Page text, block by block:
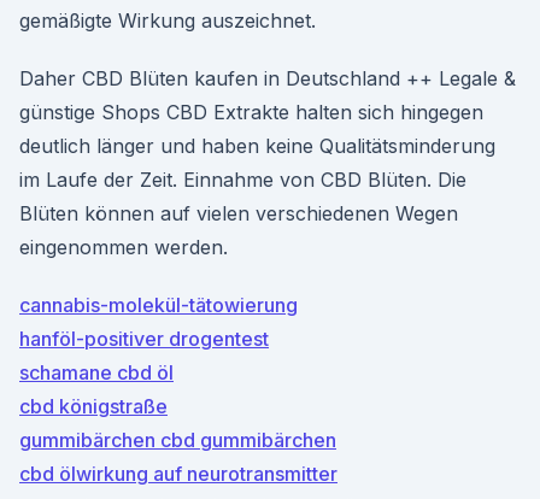
gemäßigte Wirkung auszeichnet.
Daher CBD Blüten kaufen in Deutschland ++ Legale &
günstige Shops CBD Extrakte halten sich hingegen
deutlich länger und haben keine Qualitätsminderung
im Laufe der Zeit. Einnahme von CBD Blüten. Die
Blüten können auf vielen verschiedenen Wegen
eingenommen werden.
cannabis-molekül-tätowierung
hanföl-positiver drogentest
schamane cbd öl
cbd königstraße
gummibärchen cbd gummibärchen
cbd ölwirkung auf neurotransmitter